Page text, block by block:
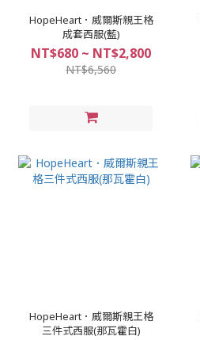
HopeHeart．威爾斯親王格
成套西服(藍)
NT$680 ~ NT$2,800
NT$6,560
HopeHeart．威爾斯親王格
三件式西服(那瓦霍白)